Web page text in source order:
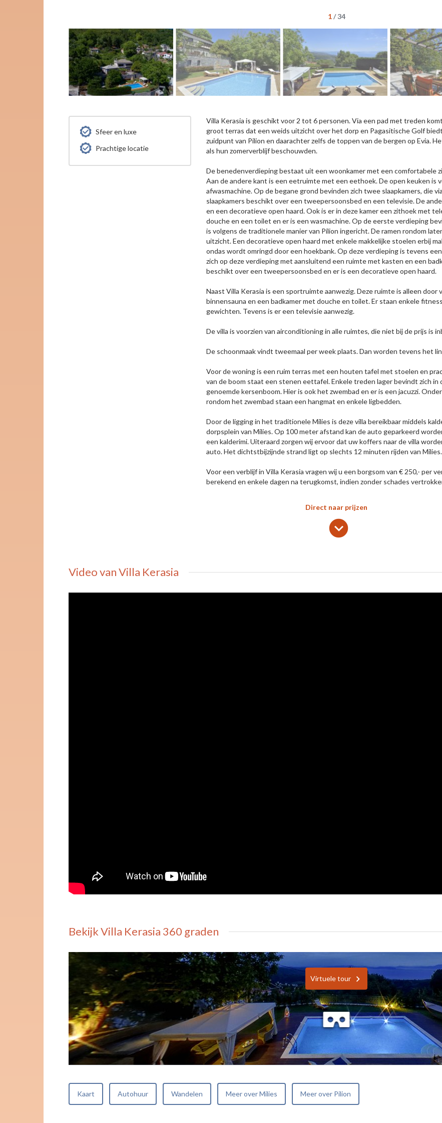
1/34
Sfeer en luxe
Prachtige locatie
Villa Kerasia is geschikt voor 2 tot 6 personen. Via een pad met treden
groot terras dat een weids uitzicht over het dorp en Pagasitische Golf
zuidpunt van Pilion en daarachter zelfs de toppen van de bergen op Evia.
als hun zomerverblijf beschouwden.
De benedenverdieping bestaat uit een woonkamer met een comfortabele
Aan de andere kant is een eetruimte met een eethoek. De open keuken is
afwasmachine. Op de begane grond bevinden zich twee slaapkamers, die
slaapkamers beschikt over een tweepersoonsbed en een televisie. De
en een decoratieve open haard. Ook is er in deze kamer een zithoek met
douche en een toilet en er is een wasmachine. Op de eerste verdieping
is volgens de traditionele manier van Pílion ingericht. De ramen rondom
uitzicht. Een decoratieve open haard met enkele makkelijke stoelen erbij
ondas wordt omringd door een hoekbank. Op deze verdieping is tevens
zich op deze verdieping met aansluitend een ruimte met kasten en een
beschikt over een tweepersoonsbed en er is een decoratieve open haard.
Naast Villa Kerasia is een sportruimte aanwezig. Deze ruimte is alleen
binnensauna en een badkamer met douche en toilet. Er staan enkele
gewichten. Tevens is er een televisie aanwezig.
De villa is voorzien van airconditioning in alle ruimtes, die niet bij de prijs is
De schoonmaak vindt tweemaal per week plaats. Dan worden tevens het
Voor de woning is een ruim terras met een houten tafel met stoelen en
van de boom staat een stenen eettafel. Enkele treden lager bevindt zich
genoemde kersenboom. Hier is ook het zwembad en er is een jacuzzi.
rondom het zwembad staan een hangmat en enkele ligbedden.
Door de ligging in het traditionele Milies is deze villa bereikbaar middels
dorpsplein van Milies. Op 100 meter afstand kan de auto geparkeerd
een kalderimi. Uiteraard zorgen wij ervoor dat uw koffers naar de villa
auto. Het dichtstbijzijnde strand ligt op slechts 12 minuten rijden van Milies.
Voor een verblijf in Villa Kerasia vragen wij u een borgsom van € 250,- per
berekend en enkele dagen na terugkomst, indien zonder schades
Direct naar prijzen
lens
keyboard_arrow_down
Video van Villa Kerasia
Bekijk Villa Kerasia 360 graden
Virtuele tour
Kaart Autohuur Wandelen Meer over Milies Meer over Pilion